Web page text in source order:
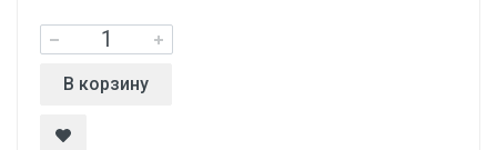
В корзину